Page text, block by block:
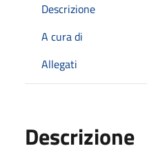
Descrizione
A cura di
Allegati
Descrizione